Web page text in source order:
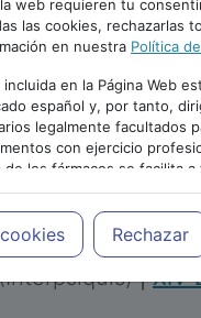
web requieren tu
las cookies, rechazarlas
en nuestra Política
en la Página Web
español y, por tanto,
legalmente facultados
con ejercicio
de los fármacos se facilita a
siendo responsabilidad
prescribir
el tratamiento másRechazar
Artículos |
Psiquiatría,
|XIV